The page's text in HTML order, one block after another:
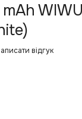
відгук